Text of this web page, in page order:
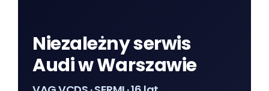
Niezależny serwis
Audi w Warszawie